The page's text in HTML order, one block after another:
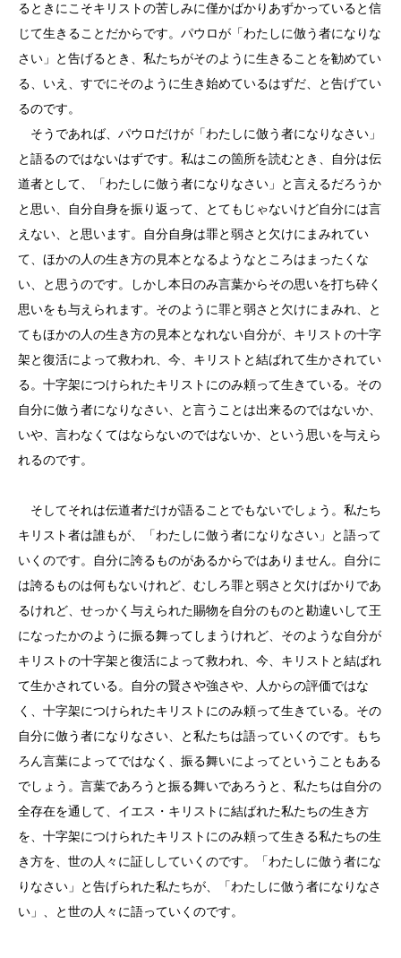
るときにこそキリストの苦しみに僅かばかりあずかっていると信
じて生きることだからです。パウロが「わたしに倣う者になりな
さい」と告げるとき、私たちがそのように生きることを勧めてい
る、いえ、すでにそのように生き始めているはずだ、と告げてい
るのです。
そうであれば、パウロだけが「わたしに倣う者になりなさい」
と語るのではないはずです。私はこの箇所を読むとき、自分は伝
道者として、「わたしに倣う者になりなさい」と言えるだろうか
と思い、自分自身を振り返って、とてもじゃないけど自分には言
えない、と思います。自分自身は罪と弱さと欠けにまみれてい
て、ほかの人の生き方の見本となるようなところはまったくな
い、と思うのです。しかし本日のみ言葉からその思いを打ち砕く
思いをも与えられます。そのように罪と弱さと欠けにまみれ、と
てもほかの人の生き方の見本となれない自分が、キリストの十字
架と復活によって救われ、今、キリストと結ばれて生かされてい
る。十字架につけられたキリストにのみ頼って生きている。その
自分に倣う者になりなさい、と言うことは出来るのではないか、
いや、言わなくてはならないのではないか、という思いを与えら
れるのです。
そしてそれは伝道者だけが語ることでもないでしょう。私たち
キリスト者は誰もが、「わたしに倣う者になりなさい」と語って
いくのです。自分に誇るものがあるからではありません。自分に
は誇るものは何もないけれど、むしろ罪と弱さと欠けばかりであ
るけれど、せっかく与えられた賜物を自分のものと勘違いして王
になったかのように振る舞ってしまうけれど、そのような自分が
キリストの十字架と復活によって救われ、今、キリストと結ばれ
て生かされている。自分の賢さや強さや、人からの評価ではな
く、十字架につけられたキリストにのみ頼って生きている。その
自分に倣う者になりなさい、と私たちは語っていくのです。もち
ろん言葉によってではなく、振る舞いによってということもある
でしょう。言葉であろうと振る舞いであろうと、私たちは自分の
全存在を通して、イエス・キリストに結ばれた私たちの生き方
を、十字架につけられたキリストにのみ頼って生きる私たちの生
き方を、世の人々に証ししていくのです。「わたしに倣う者にな
りなさい」と告げられた私たちが、「わたしに倣う者になりなさ
い」、と世の人々に語っていくのです。